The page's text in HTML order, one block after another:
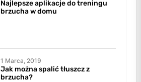
Najlepsze aplikacje do treningu
brzucha w domu
1 Marca, 2019
Jak można spalić tłuszcz z
brzucha?